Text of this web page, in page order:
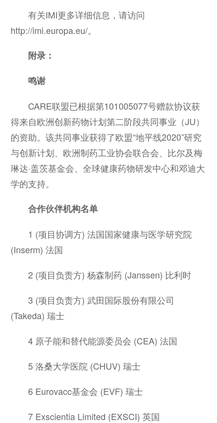
有关IMI更多详细信息，请访问
http://imi.europa.eu/。
附录：
鸣谢
CARE联盟已根据第101005077号赠款协议获
得来自欧洲创新药物计划第二阶段共同事业（JU）
的资助。该共同事业获得了欧盟“地平线2020”研究
与创新计划、欧洲制药工业协会联合会、比尔及梅
琳达·盖茨基金会、全球健康药物研发中心和邓迪大
学的支持。
合作伙伴机构名单
1 (项目协调方) 法国国家健康与医学研究院
(Inserm) 法国
2 (项目负责方) 杨森制药 (Janssen) 比利时
3 (项目负责方) 武田国际股份有限公司
(Takeda) 瑞士
4 原子能和替代能源委员会 (CEA) 法国
5 洛桑大学医院 (CHUV) 瑞士
6 Eurovacc基金会 (EVF) 瑞士
7 Exscientia Limited (EXSCI) 英国